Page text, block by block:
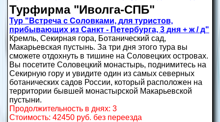
Турфирма "Иволга-СПБ"
Тур "Встреча с Соловками, для туристов,
прибывающих из Санкт - Петербурга, 3 дня + ж / д"
Кремль, Секирная гора, Ботанический сад,
Макарьевская пустынь. За три дня этого тура вы
сможете отдохнуть в тишине на Соловецких островах.
Вы посетите Соловецкий монастырь, поднимитесь на
Секирную гору и увидите один из самых северных
ботанических садов России, который расположен на
территории бывшей монастырской Макарьевской
пустыни.
Продолжительность в днях: 3
Стоимость: 42450 руб. без переезда